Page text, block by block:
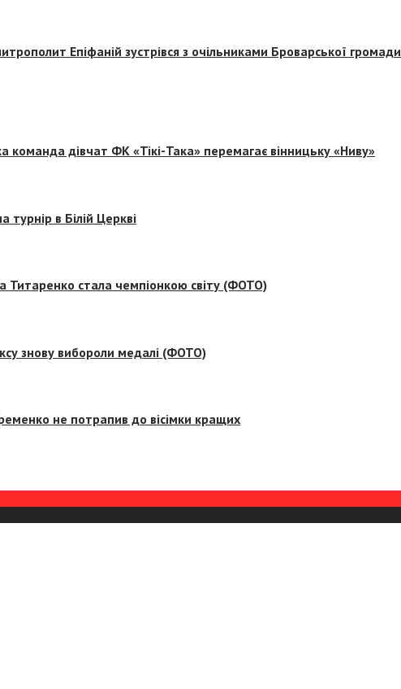
Епіфаній зустрівся з очільниками Броварської громади
команда дівчат ФК «Тікі-Така» перемагає вінницьку «Ниву»
турнір в Білій Церкві
Титаренко стала чемпіонкою світу (ФОТО)
знову вибороли медалі (ФОТО)
не потрапив до вісімки кращих